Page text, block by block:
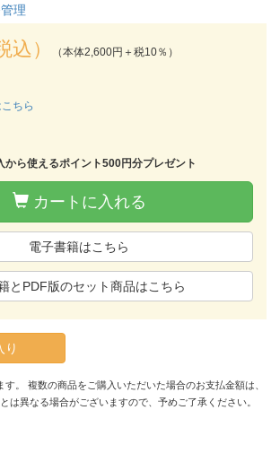
理
込） （本体2,600円＋税10％）
ちら
から使えるポイント500円分プレゼント
カートに入れる
電子書籍はこちら
とPDF版のセット商品はこちら
り
。 複数の商品をご購入いただいた場合のお支払金額は、
は異なる場合がございますので、予めご了承ください。